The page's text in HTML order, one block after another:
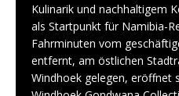
Kulinarik und nachhaltigem
als Startpunkt für Namibia-
Fahrminuten vom
entfernt, am östlichen
Windhoek gelegen, eröffnet